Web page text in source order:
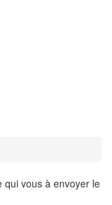
qui vous à envoyer le